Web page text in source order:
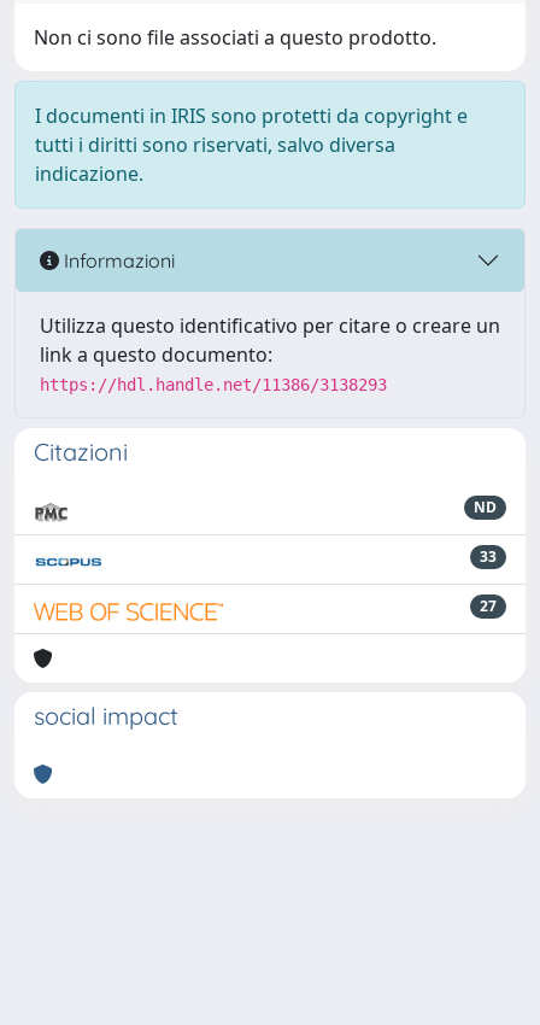
Non ci sono file associati a questo prodotto.
I documenti in IRIS sono protetti da copyright e
tutti i diritti sono riservati, salvo diversa
indicazione.
Informazioni
Utilizza questo identificativo per citare o creare un
link a questo documento:
https://hdl.handle.net/11386/3138293
Citazioni
ND
33
27
social impact